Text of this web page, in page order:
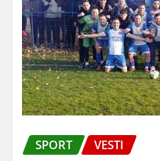
SPORT VESTI